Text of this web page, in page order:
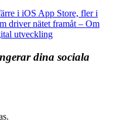
i iOS App Store, fler i
driver nätet framåt – Om
utveckling
dina sociala